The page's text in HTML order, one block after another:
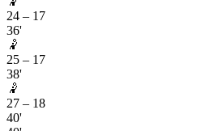
24 – 17
36'
🤾
25 – 17
38'
🤾
27 – 18
40'